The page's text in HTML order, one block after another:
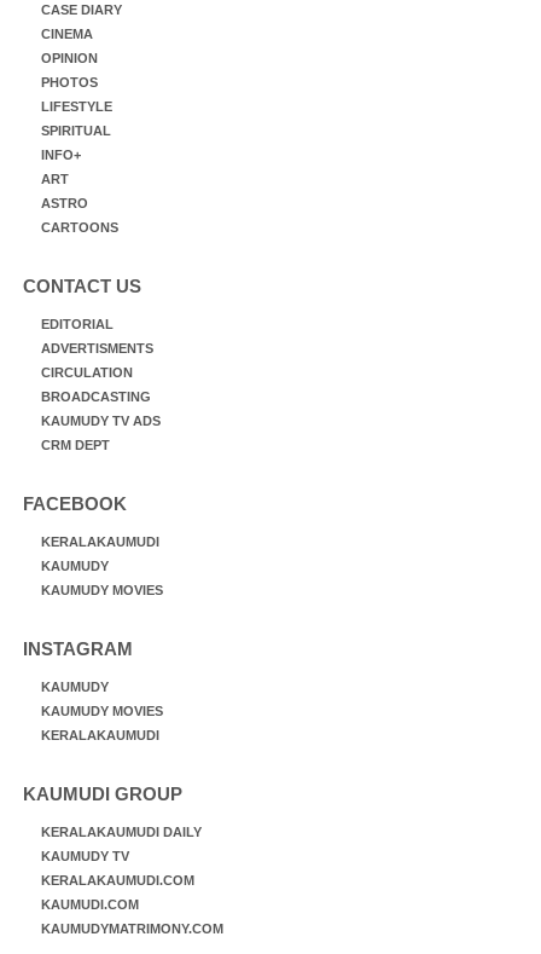
CASE DIARY
CINEMA
OPINION
PHOTOS
LIFESTYLE
SPIRITUAL
INFO+
ART
ASTRO
CARTOONS
CONTACT US
EDITORIAL
ADVERTISMENTS
CIRCULATION
BROADCASTING
KAUMUDY TV ADS
CRM DEPT
FACEBOOK
KERALAKAUMUDI
KAUMUDY
KAUMUDY MOVIES
INSTAGRAM
KAUMUDY
KAUMUDY MOVIES
KERALAKAUMUDI
KAUMUDI GROUP
KERALAKAUMUDI DAILY
KAUMUDY TV
KERALAKAUMUDI.COM
KAUMUDI.COM
KAUMUDYMATRIMONY.COM